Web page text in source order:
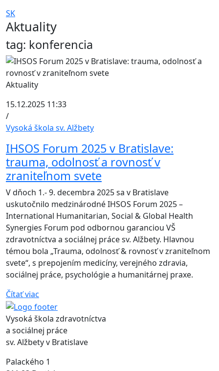
SK
Aktuality
tag: konferencia
Aktuality
15.12.2025 11:33
/
Vysoká škola sv. Alžbety
IHSOS Forum 2025 v Bratislave:
trauma, odolnosť a rovnosť v
zraniteľnom svete
V dňoch 1.- 9. decembra 2025 sa v Bratislave
uskutočnilo medzinárodné IHSOS Forum 2025 –
International Humanitarian, Social & Global Health
Synergies Forum pod odbornou garanciou VŠ
zdravotníctva a sociálnej práce sv. Alžbety. Hlavnou
témou bola „Trauma, odolnosť & rovnosť v zraniteľnom
svete“, s prepojením medicíny, verejného zdravia,
sociálnej práce, psychológie a humanitárnej praxe.
Čítať viac
Vysoká škola zdravotníctva
a sociálnej práce
sv. Alžbety v Bratislave
Palackého 1